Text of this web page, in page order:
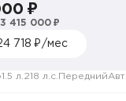
₽
3 415 000 ₽
718 ₽/мес
1.5 л. 218 л.с. Передний